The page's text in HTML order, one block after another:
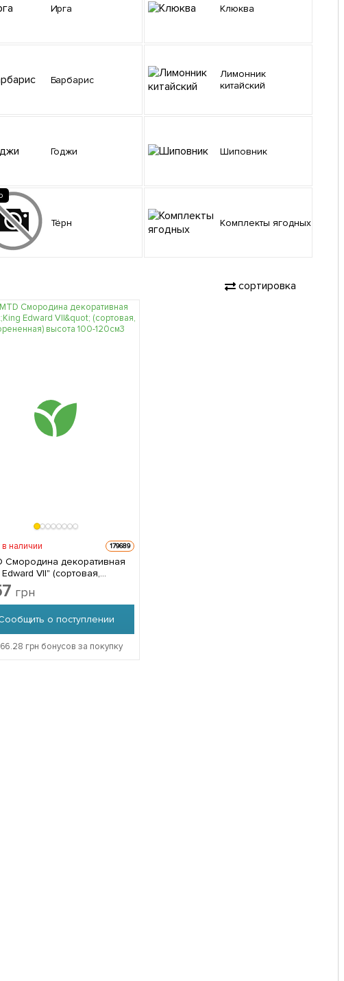
Ирга Клюква
Барбарис
Лимонник
китайский
Годжи Шиповник
Тёрн Комплекты ягодных
сортировка
в наличии 179689
Смородина декоративная
Edward VII" (сортовая,
высота 100-120см
1 саженец в
грн
о поступлении
66.28 грн бонусов за покупку